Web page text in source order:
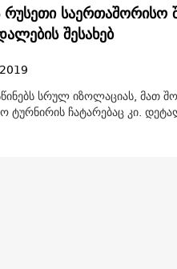
საერთაშორისო
შესახებ
სრულ იზოლაციას, მათ
ტურნირის ჩატარებაც კი.